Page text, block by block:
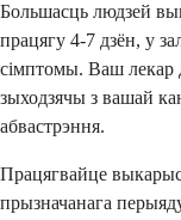
Большасць людзей
працягу 4-7 дзён, у
сімптомы. Ваш лекар
зыходзячы з вашай
абвастрэння.
Працягвайце
прызначанага